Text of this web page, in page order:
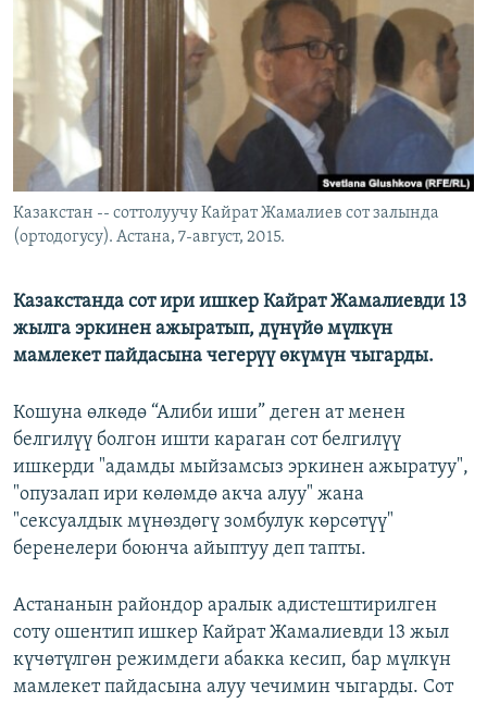
АЗАТТЫК+
ЫҢГАЙСЫЗ СУРООЛОР
ЭЕ/АРнун бардык сайттары
Казакстан -- соттолуучу Кайрат Жамалиев сот залында
(ортодогусу). Астана, 7-август, 2015.
Казакстанда сот ири ишкер Кайрат Жамалиевди 13
жылга эркинен ажыратып, дүнүйө мүлкүн
мамлекет пайдасына чегерүү өкүмүн чыгарды.
Кошуна өлкөдө “Алиби иши” деген ат менен
белгилүү болгон ишти караган сот белгилүү
ишкерди "адамды мыйзамсыз эркинен ажыратуу",
"опузалап ири көлөмдө акча алуу" жана
"сексуалдык мүнөздөгү зомбулук көрсөтүү"
беренелери боюнча айыптуу деп тапты.
Астананын райондор аралык адистештирилген
соту ошентип ишкер Кайрат Жамалиевди 13 жыл
күчөтүлгөн режимдеги абакка кесип, бар мүлкүн
мамлекет пайдасына алуу чечимин чыгарды. Сот